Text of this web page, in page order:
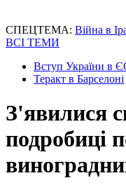
СПЕЦТЕМА: Війна в
ВСІ ТЕМИ
Вступ України в
Теракт в Барселоні
З'явилися
подробиці